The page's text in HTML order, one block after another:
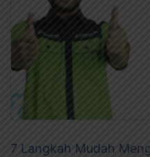
7 Langkah Mudah